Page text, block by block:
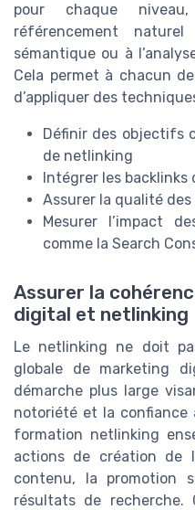
pour chaque
référencement
sémantique ou à
Cela permet à chacun
d’appliquer des
Définir des objectifs
de netlinking
Intégrer les
Assurer la qualité
Mesurer l’impact
comme la Search
Assurer la
digital et netlinking
Le netlinking ne doit
globale de marketing
démarche plus large
notoriété et la confiance
formation netlinking
actions de création de
contenu, la promotion
résultats de recherche.